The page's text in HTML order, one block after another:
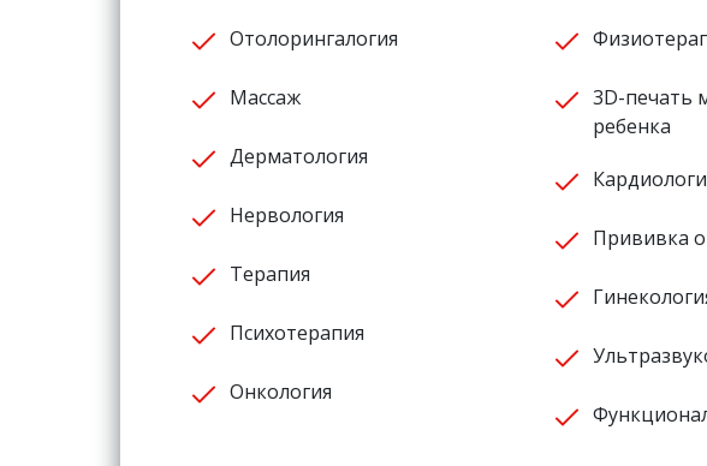
Отолорингалогия
Массаж
Дерматология
Нервология
Терапия
Психотерапия
Онкология
3D-печать
ребенка
Прививка